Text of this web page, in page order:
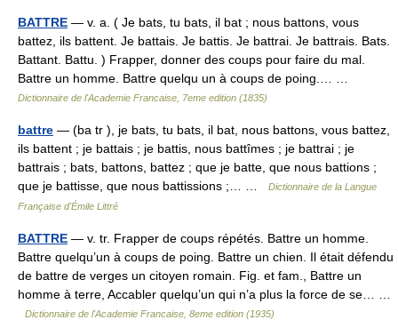
BATTRE — v. a. ( Je bats, tu bats, il bat ; nous battons, vous
battez, ils battent. Je battais. Je battis. Je battrai. Je battrais. Bats.
Battant. Battu. ) Frapper, donner des coups pour faire du mal.
Battre un homme. Battre quelqu un à coups de poing.… …
Dictionnaire de l'Academie Francaise, 7eme edition (1835)
battre — (ba tr ), je bats, tu bats, il bat, nous battons, vous battez,
ils battent ; je battais ; je battis, nous battîmes ; je battrai ; je
battrais ; bats, battons, battez ; que je batte, que nous battions ;
que je battisse, que nous battissions ;… …
Dictionnaire de la Langue
Française d'Émile Littré
BATTRE — v. tr. Frapper de coups répétés. Battre un homme.
Battre quelqu’un à coups de poing. Battre un chien. Il était défendu
de battre de verges un citoyen romain. Fig. et fam., Battre un
homme à terre, Accabler quelqu’un qui n’a plus la force de se… …
Dictionnaire de l'Academie Francaise, 8eme edition (1935)